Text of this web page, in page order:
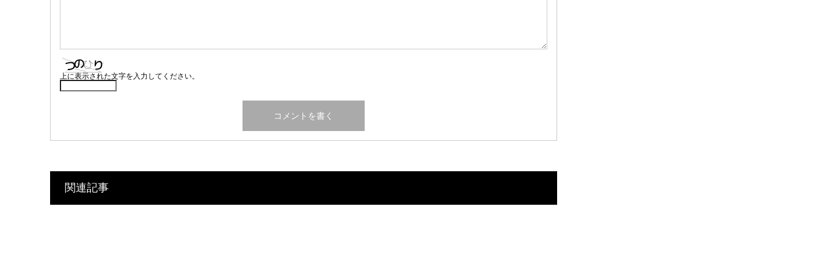
上に表示された文字を入力してください。
関連記事